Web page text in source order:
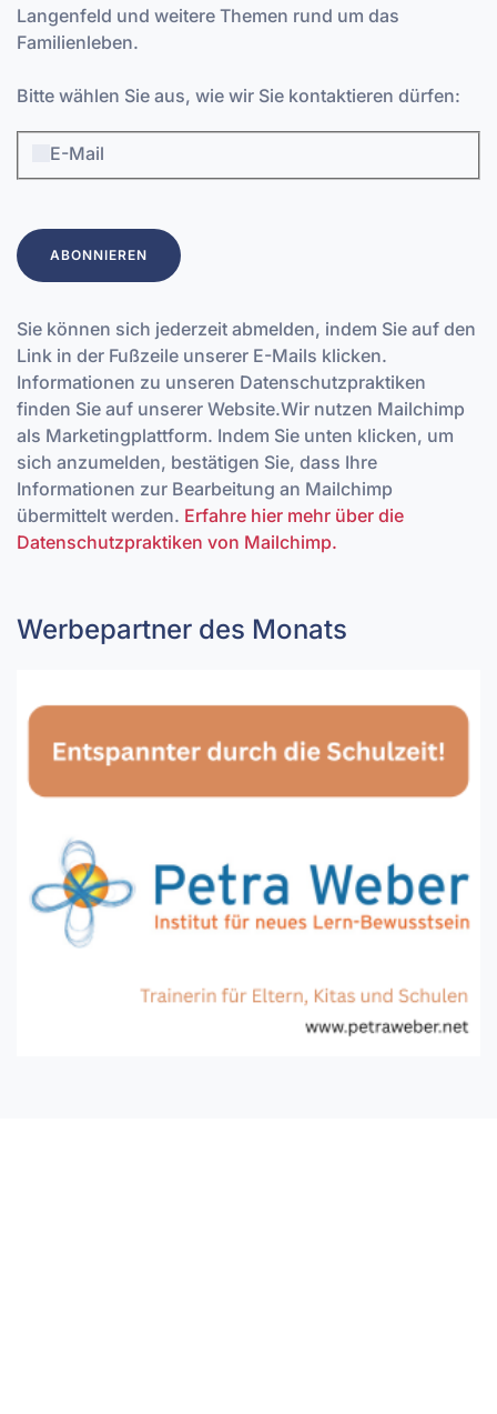
Langenfeld und weitere Themen rund um das
Familienleben.
Bitte wählen Sie aus, wie wir Sie kontaktieren dürfen:
E-Mail
Sie können sich jederzeit abmelden, indem Sie auf den
Link in der Fußzeile unserer E-Mails klicken.
Informationen zu unseren Datenschutzpraktiken
finden Sie auf unserer Website.Wir nutzen Mailchimp
als Marketingplattform. Indem Sie unten klicken, um
sich anzumelden, bestätigen Sie, dass Ihre
Informationen zur Bearbeitung an Mailchimp
übermittelt werden. Erfahre hier mehr über die
Datenschutzpraktiken von Mailchimp.
Werbepartner des Monats